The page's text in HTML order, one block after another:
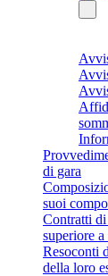
di gara
suoi
Contratti
superiore
Resoconti
della loro